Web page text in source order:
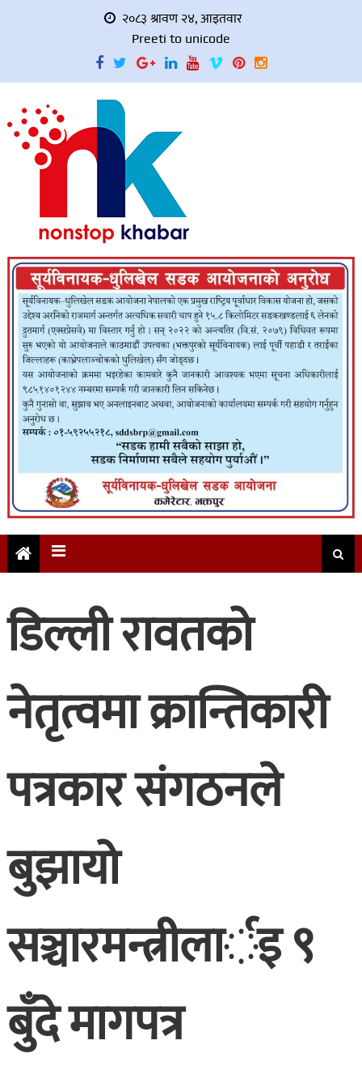
२०८३ श्रावण २४, आइतवार
Preeti to unicode
डिल्ली रावतको
नेतृत्वमा क्रान्तिकारी
पत्रकार संगठनले
बुझायो
सञ्चारमन्त्रीलार्इ ९
बुँदे मागपत्र